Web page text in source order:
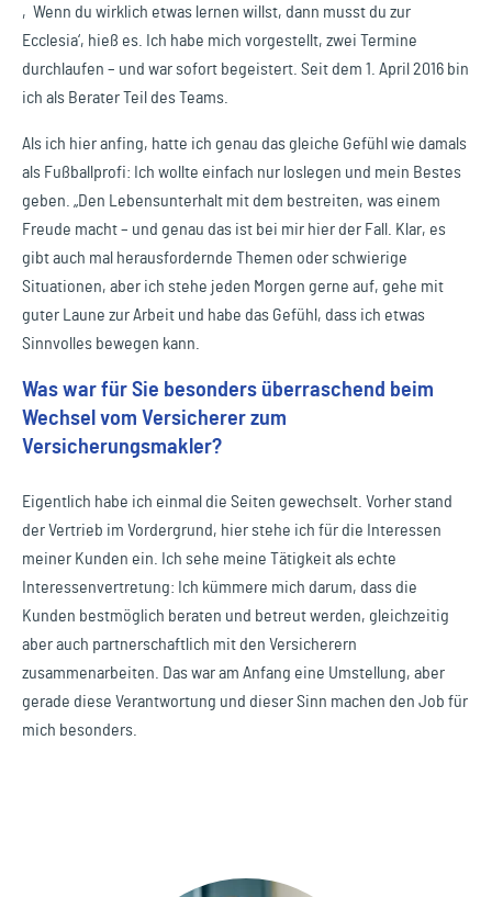
‚Wenn du wirklich etwas lernen willst, dann musst du zur
Ecclesia‘, hieß es. Ich habe mich vorgestellt, zwei Termine
durchlaufen – und war sofort begeistert. Seit dem 1. April 2016 bin
ich als Berater Teil des Teams.
Als ich hier anfing, hatte ich genau das gleiche Gefühl wie damals
als Fußballprofi: Ich wollte einfach nur loslegen und mein Bestes
geben. „Den Lebensunterhalt mit dem bestreiten, was einem
Freude macht – und genau das ist bei mir hier der Fall. Klar, es
gibt auch mal herausfordernde Themen oder schwierige
Situationen, aber ich stehe jeden Morgen gerne auf, gehe mit
guter Laune zur Arbeit und habe das Gefühl, dass ich etwas
Sinnvolles bewegen kann.
Was war für Sie besonders überraschend beim
Wechsel vom Versicherer zum
Versicherungsmakler?
Eigentlich habe ich einmal die Seiten gewechselt. Vorher stand
der Vertrieb im Vordergrund, hier stehe ich für die Interessen
meiner Kunden ein. Ich sehe meine Tätigkeit als echte
Interessenvertretung: Ich kümmere mich darum, dass die
Kunden bestmöglich beraten und betreut werden, gleichzeitig
aber auch partnerschaftlich mit den Versicherern
zusammenarbeiten. Das war am Anfang eine Umstellung, aber
gerade diese Verantwortung und dieser Sinn machen den Job für
mich besonders.